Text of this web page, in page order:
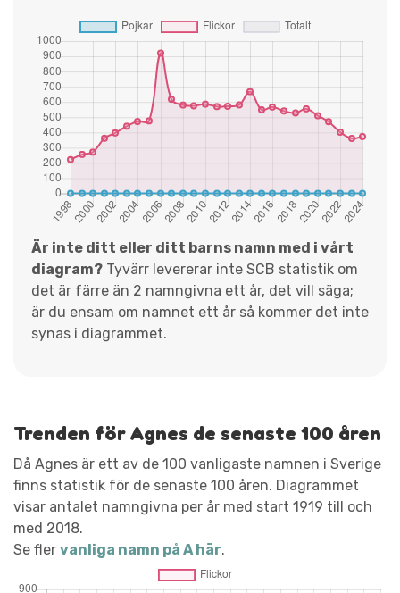
Är inte ditt eller ditt barns namn med i vårt
diagram? Tyvärr levererar inte SCB statistik om
det är färre än 2 namngivna ett år, det vill säga;
är du ensam om namnet ett år så kommer det inte
synas i diagrammet.
Trenden för Agnes de senaste 100 åren
Då Agnes är ett av de 100 vanligaste namnen i Sverige
finns statistik för de senaste 100 åren. Diagrammet
visar antalet namngivna per år med start 1919 till och
med 2018.
Se fler vanliga namn på A här.